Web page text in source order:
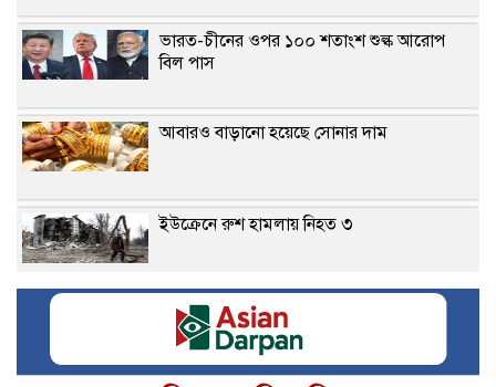
ভারত-চীনের ওপর ১০০ শতাংশ শুল্ক আরোপ
বিল পাস
আবারও বাড়ানো হয়েছে সোনার দাম
ইউক্রেনে রুশ হামলায় নিহত ৩
ধৈর্যের ফল মিলবে কর্মক্ষেত্রে বৃষ রাশি